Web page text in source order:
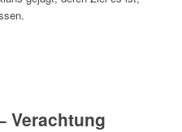
Verachtung